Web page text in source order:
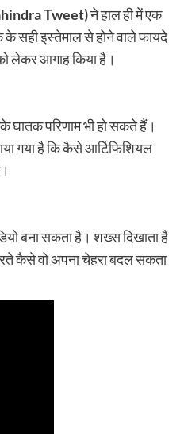
Tweet)ने हाल ही में एक
सही इस्तेमाल से होने वाले फायदे
लेकर आगाह किया है।
घातक परिणाम भी हो सकते हैं।
गया है कि कैसे आर्टिफिशियल
बना सकता है। शख्स दिखाता है
कैसे वो अपना चेहरा बदल सकता